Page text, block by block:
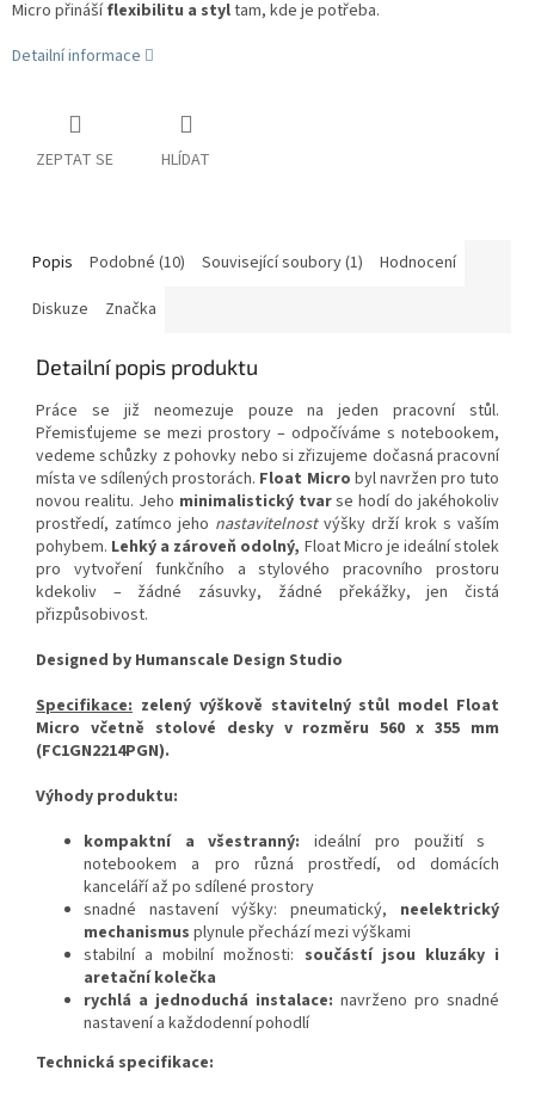
Micro přináší flexibilitu a styltam, kde je potřeba.
Detailní informace
ZEPTAT SE HLÍDAT
Popis Podobné (10) Související soubory (1)
Hodnocení
Diskuze
Značka
Detailní popis produktu
Práce se již neomezuje pouze na jeden pracovní stůl.
Přemisťujeme se mezi prostory – odpočíváme s notebookem,
vedeme schůzky z pohovky nebo si zřizujeme dočasná pracovní
místa ve sdílených prostorách. Float Micro byl navržen pro tuto
novou realitu. Jeho minimalistický tvarse hodí do jakéhokoliv
prostředí, zatímco jeho nastavitelnostvýšky drží krok s vaším
pohybem. Lehký a zároveň odolný, Float Micro je ideální stolek
pro vytvoření funkčního a stylového pracovního prostoru
kdekoliv – žádné zásuvky, žádné překážky, jen čistá
přizpůsobivost.
Designed by Humanscale Design Studio
Specifikace: zelený výškově stavitelný stůl model Float
Micro včetně stolové desky v rozměru 560 x 355 mm
(FC1GN2214PGN).
Výhody produktu:
kompaktní a všestranný: ideální pro použití s ​​
notebookem a pro různá prostředí, od domácích
kanceláří až po sdílené prostory
snadné nastavení výšky: pneumatický, neelektrický
mechanismus plynule přechází mezi výškami
stabilní a mobilní možnosti: součástí jsou kluzáky i
aretační kolečka
rychlá a jednoduchá instalace: navrženo pro snadné
nastavení a každodenní pohodlí
Technická specifikace: